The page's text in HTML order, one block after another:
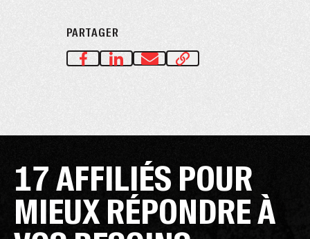
PARTAGER
17 AFFILIÉS POUR
MIEUX RÉPONDRE À